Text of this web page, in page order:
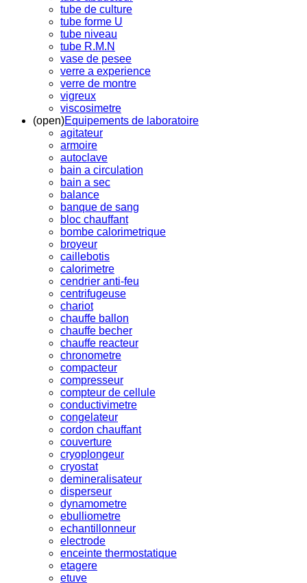
tube de culture
tube forme U
tube niveau
tube R.M.N
vase de pesee
verre a experience
verre de montre
vigreux
viscosimetre
(open)Equipements de laboratoire
agitateur
armoire
autoclave
bain a circulation
bain a sec
balance
banque de sang
bloc chauffant
bombe calorimetrique
broyeur
caillebotis
calorimetre
cendrier anti-feu
centrifugeuse
chariot
chauffe ballon
chauffe becher
chauffe reacteur
chronometre
compacteur
compresseur
compteur de cellule
conductivimetre
congelateur
cordon chauffant
couverture
cryoplongeur
cryostat
demineralisateur
disperseur
dynamometre
ebulliometre
echantillonneur
electrode
enceinte thermostatique
etagere
etuve